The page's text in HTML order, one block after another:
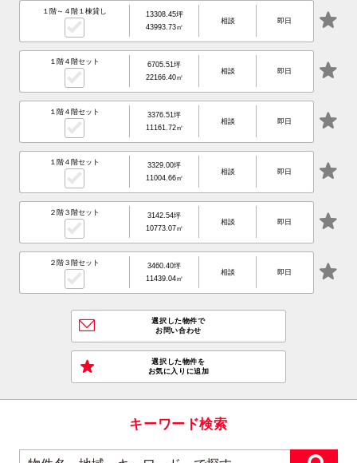
１階～４階１棟貸し
13308.45坪
43993.73㎡
相談 即日
１階４階セット
6705.51坪
22166.40㎡
相談 即日
１階４階セット
3376.51坪
11161.72㎡
相談 即日
１階４階セット
3329.00坪
11004.66㎡
相談 即日
２階３階セット
3142.54坪
10773.07㎡
相談 即日
２階３階セット
3460.40坪
11439.04㎡
相談 即日
選択した物件で
お問い合わせ
選択した物件を
お気に入りに追加
キーワード検索